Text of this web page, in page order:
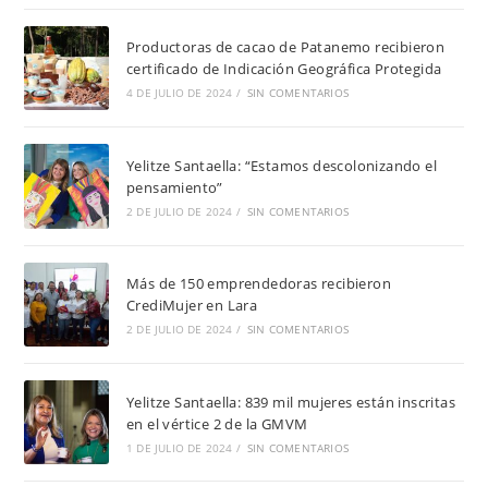
Productoras de cacao de Patanemo recibieron
certificado de Indicación Geográfica Protegida
4 DE JULIO DE 2024 / SIN COMENTARIOS
Yelitze Santaella: “Estamos descolonizando el
pensamiento”
2 DE JULIO DE 2024 / SIN COMENTARIOS
Más de 150 emprendedoras recibieron
CrediMujer en Lara
2 DE JULIO DE 2024 / SIN COMENTARIOS
Yelitze Santaella: 839 mil mujeres están inscritas
en el vértice 2 de la GMVM
1 DE JULIO DE 2024 / SIN COMENTARIOS